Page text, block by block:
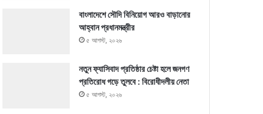
বাংলাদেশে সৌদি বিনিয়োগ আরও বাড়ানোর
আহ্বান প্রধানমন্ত্রীর
৫ আগস্ট, ২০২৬
নতুন ফ্যাসিবাদ প্রতিষ্ঠার চেষ্টা হলে জনগণ
প্রতিরোধ গড়ে তুলবে : বিরোধীদলীয় নেতা
৫ আগস্ট, ২০২৬